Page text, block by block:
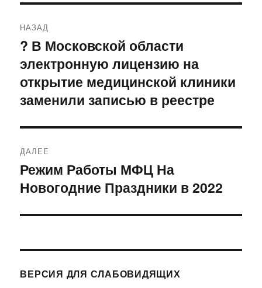
по
записям
НАЗАД
Предыдущая
запись:
? В Московской области
электронную лицензию на
открытие медицинской клиники
заменили записью в реестре
ДАЛЕЕ
Следующая
запись:
Режим Работы МФЦ На
Новогодние Праздники в 2022
ВЕРСИЯ ДЛЯ СЛАБОВИДЯЩИХ